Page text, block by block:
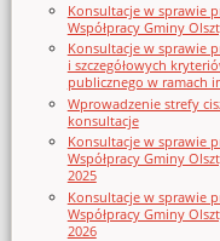
Konsultacje w sprawie
Współpracy Gminy
Konsultacje w sprawie
i szczegółowych
publicznego w ramach
Wprowadzenie strefy
konsultacje
Konsultacje w sprawie
Współpracy Gminy
2025
Konsultacje w sprawie
Współpracy Gminy
2026